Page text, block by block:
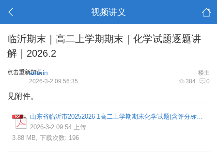
视频讲义
临沂期末｜高二上学期期末｜化学试题逐题讲
解｜2026.2
点击重新加载 楼主
admin
384 0
2026-3-2 09:56:35
见附件。
山东省临沂市20252026-1高二上学期期末化学试题(含评分标准和解析)(1).pdf
2026-3-2 09:54 上传
3.88 MB, 下载次数: 196